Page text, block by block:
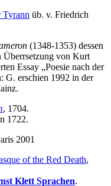
Tyrann üb. v. Friedrich
(1348-1353) dessen
Überrsetzung von Kurt
Essay „Poesie nach der
G. erschien 1992 in der
, 1704.
1722.
2001
of the Red Death,
Klett Sprachen.